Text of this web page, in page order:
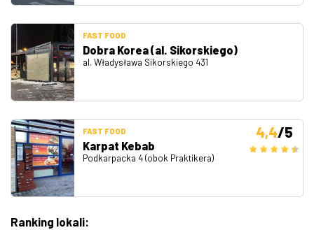
FAST FOOD
Dobra Korea (al. Sikorskiego)
al. Władysława Sikorskiego 431
FAST FOOD
Karpat Kebab
Podkarpacka 4 (obok Praktikera)
4,4/5
Ranking lokali: